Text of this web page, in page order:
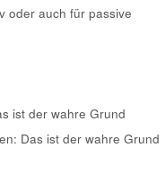
oder auch für passive
ist der wahre Grund
Das ist der wahre Grund